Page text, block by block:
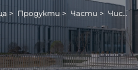
> Продукти > Части > Чистач на барабан